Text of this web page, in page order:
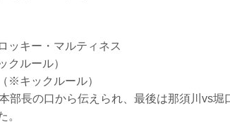
ッキー・マルティネス
ルール）
※キックルール）
部長の口から伝えられ、最後は那須川vs堀
。